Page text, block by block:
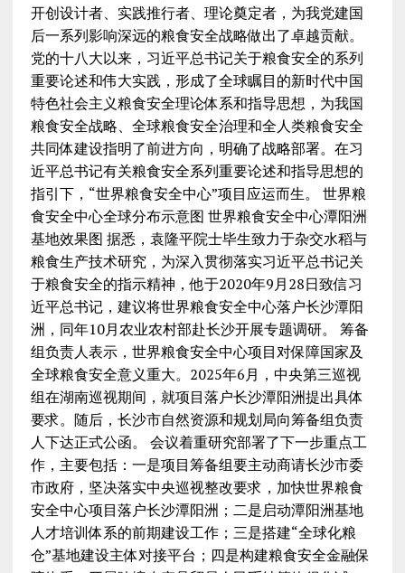
开创设计者、实践推行者、理论奠定者，为我党建国
后一系列影响深远的粮食安全战略做出了卓越贡献。
党的十八大以来，习近平总书记关于粮食安全的系列
重要论述和伟大实践，形成了全球瞩目的新时代中国
特色社会主义粮食安全理论体系和指导思想，为我国
粮食安全战略、全球粮食安全治理和全人类粮食安全
共同体建设指明了前进方向，明确了战略部署。在习
近平总书记有关粮食安全系列重要论述和指导思想的
指引下，“世界粮食安全中心”项目应运而生。 世界粮
食安全中心全球分布示意图 世界粮食安全中心潭阳洲
基地效果图 据悉，袁隆平院士毕生致力于杂交水稻与
粮食生产技术研究，为深入贯彻落实习近平总书记关
于粮食安全的指示精神，他于2020年9月28日致信习
近平总书记，建议将世界粮食安全中心落户长沙潭阳
洲，同年10月农业农村部赴长沙开展专题调研。 筹备
组负责人表示，世界粮食安全中心项目对保障国家及
全球粮食安全意义重大。2025年6月，中央第三巡视
组在湖南巡视期间，就项目落户长沙潭阳洲提出具体
要求。随后，长沙市自然资源和规划局向筹备组负责
人下达正式公函。 会议着重研究部署了下一步重点工
作，主要包括：一是项目筹备组要主动商请长沙市委
市政府，坚决落实中央巡视整改要求，加快世界粮食
安全中心项目落户长沙潭阳洲；二是启动潭阳洲基地
人才培训体系的前期建设工作；三是搭建“全球化粮
仓”基地建设主体对接平台；四是构建粮食安全金融保